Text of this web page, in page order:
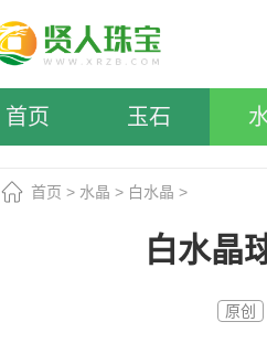
首页 玉石
首页 > 水晶 > 白水晶 >
白水晶
原创